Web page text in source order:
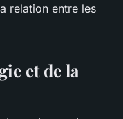
relation entre les
et de la